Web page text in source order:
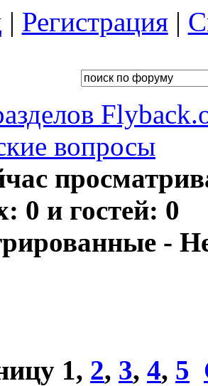
| Регистрация|
вопросы
0 и гостей: 0
-
1, 2, 3, 4, 5